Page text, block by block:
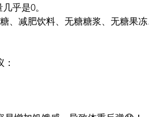
乎是0。
、减肥饮料、无糖糖浆、无糖果